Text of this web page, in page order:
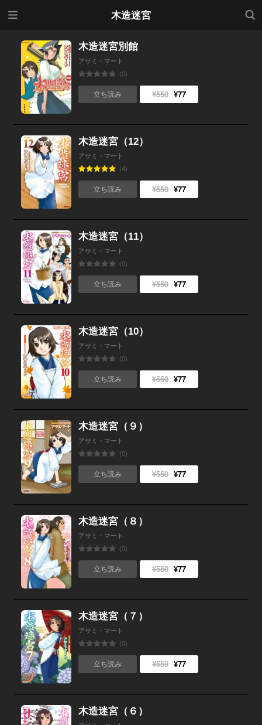
木造迷宮
検索
木造迷宮別館
アサミ・マート
(0)
立ち読み ¥550 ¥77
木造迷宮（12）
アサミ・マート
(4)
立ち読み ¥550 ¥77
木造迷宮（11）
アサミ・マート
(0)
立ち読み ¥550 ¥77
木造迷宮（10）
アサミ・マート
(0)
立ち読み ¥550 ¥77
木造迷宮（９）
アサミ・マート
(0)
立ち読み ¥550 ¥77
木造迷宮（８）
アサミ・マート
(0)
立ち読み ¥550 ¥77
木造迷宮（７）
アサミ・マート
(0)
立ち読み ¥550 ¥77
木造迷宮（６）